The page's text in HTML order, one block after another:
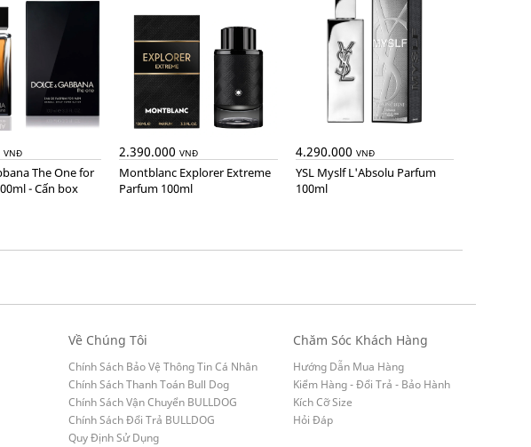
VNĐ
- Cấn box
2.390.000VNĐ
Montblanc Explorer Extreme
Parfum 100ml
4.290.000 VNĐ
YSL Myslf L'Absolu Parfum
100ml
Về Chúng Tôi
Chính Sách Bảo Vệ Thông Tin Cá Nhân
Chính Sách Thanh Toán Bull Dog
Chính Sách Vận Chuyển BULLDOG
Chính Sách Đổi Trả BULLDOG
Quy Định Sử Dụng
Chăm Sóc Khách Hàng
Hướng Dẫn Mua Hàng
Kiểm Hàng - Đổi Trả - Bảo Hành
Kích Cỡ Size
Hỏi Đáp